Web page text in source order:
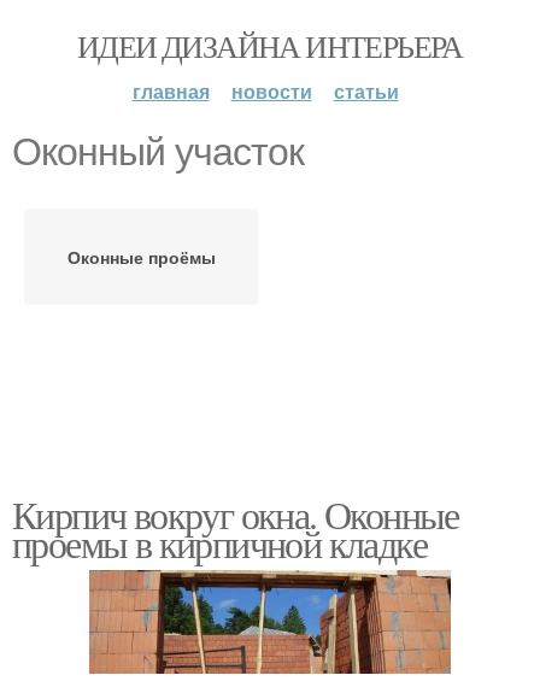
ИДЕИ ДИЗАЙНА ИНТЕРЬЕРА
главная новости статьи
Оконный участок
Оконные проёмы
Кирпич вокруг окна. Оконные
проемы в кирпичной кладке